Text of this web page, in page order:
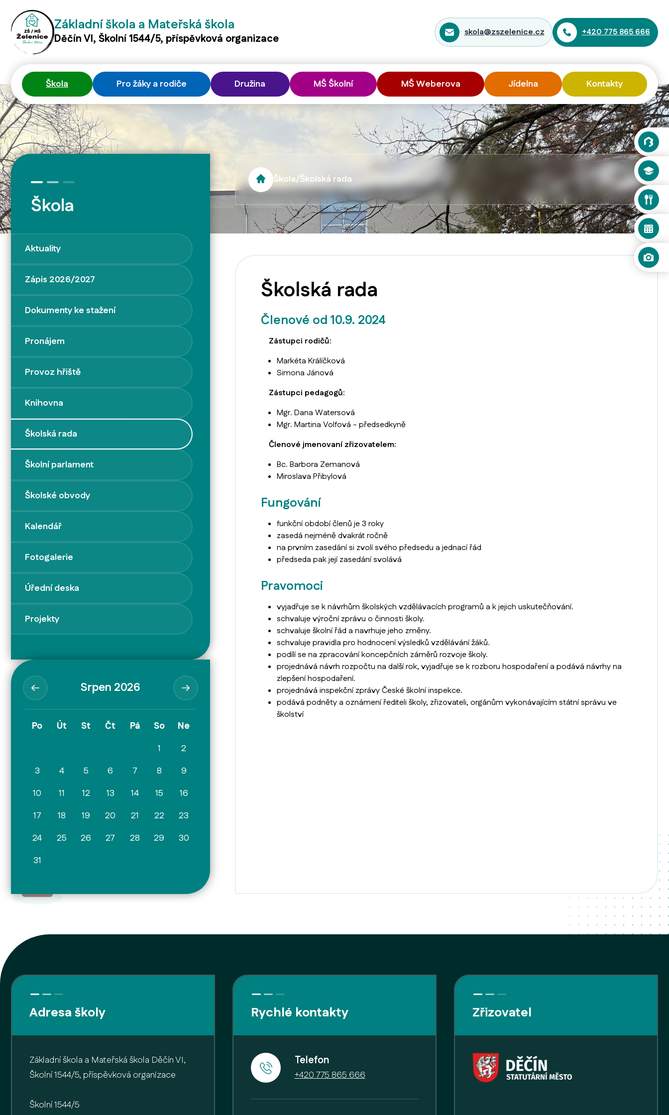
Základní škola a Mateřská škola
Děčín VI, Školní 1544/5, příspěvková organizace skola@zszelenice.cz +420 775 865 666
Škola Pro žáky a rodiče Družina MŠ Školní MŠ Weberova Jídelna Kontakty
Škola/Školská rada
Školská rada
Členové od 10.9. 2024
Zástupci rodičů:
Markéta Králíčková
Simona Jánová
Zástupci pedagogů:
Mgr. Dana Watersová
Mgr. Martina Volfová - předsedkyně
Členové jmenovaní zřizovatelem:
Bc. Barbora Zemanová
Miroslava Přibylová
Fungování
funkční období členů je 3 roky
zasedá nejméně dvakrát ročně
na prvním zasedání si zvolí svého předsedu a jednací řád
předseda pak její zasedání svolává
Pravomoci
vyjadřuje se k návrhům školských vzdělávacích programů a k jejich uskutečňování.
schvaluje výroční zprávu o činnosti školy.
schvaluje školní řád a navrhuje jeho změny.
schvaluje pravidla pro hodnocení výsledků vzdělávání žáků.
podílí se na zpracování koncepčních záměrů rozvoje školy.
projednává návrh rozpočtu na další rok, vyjadřuje se k rozboru hospodaření a podává návrhy na
zlepšení hospodaření.
projednává inspekční zprávy České školní inspekce.
podává podněty a oznámení řediteli školy, zřizovateli, orgánům vykonávajícím státní správu ve
školství
Škola
Aktuality
Zápis 2026/2027
Dokumenty ke stažení
Pronájem
Provoz hřiště
Knihovna
Školská rada
Školní parlament
Školské obvody
Kalendář
Fotogalerie
Úřední deska
Projekty
Srpen 2026
Po Út St Čt Pá So
Ne
1
2
3
4 5 6 7 8
9
10
11 12 13 14 15
16
17
18 19 20 21 22
23
24
25 26 27 28 29
30
31
Adresa školy
Základní škola a Mateřská škola Děčín VI,
Školní 1544/5, příspěvková organizace
Školní 1544/5
Rychlé kontakty
Telefon
+420 775 865 666
Zřizovatel